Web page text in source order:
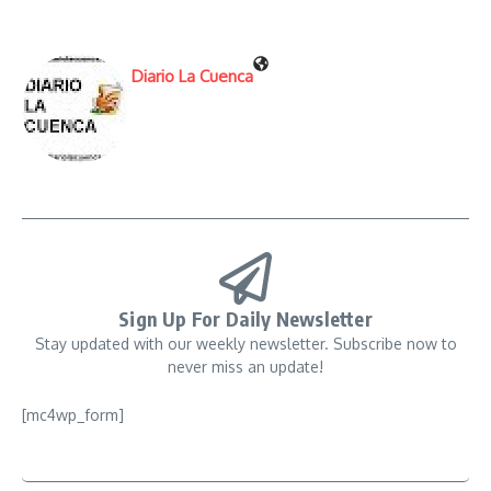
Diario La Cuenca
Sign Up For Daily Newsletter
Stay updated with our weekly newsletter. Subscribe now to
never miss an update!
[mc4wp_form]